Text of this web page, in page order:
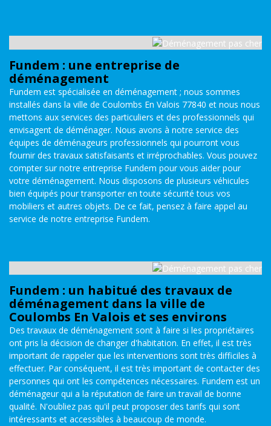
Fundem : une entreprise de
déménagement
Fundem est spécialisée en déménagement ; nous sommes
installés dans la ville de Coulombs En Valois 77840 et nous nous
mettons aux services des particuliers et des professionnels qui
envisagent de déménager. Nous avons à notre service des
équipes de déménageurs professionnels qui pourront vous
fournir des travaux satisfaisants et irréprochables. Vous pouvez
compter sur notre entreprise Fundem pour vous aider pour
votre déménagement. Nous disposons de plusieurs véhicules
bien équipés pour transporter en toute sécurité tous vos
mobiliers et autres objets. De ce fait, pensez à faire appel au
service de notre entreprise Fundem.
Fundem : un habitué des travaux de
déménagement dans la ville de
Coulombs En Valois et ses environs
Des travaux de déménagement sont à faire si les propriétaires
ont pris la décision de changer d'habitation. En effet, il est très
important de rappeler que les interventions sont très difficiles à
effectuer. Par conséquent, il est très important de contacter des
personnes qui ont les compétences nécessaires. Fundem est un
déménageur qui a la réputation de faire un travail de bonne
qualité. N'oubliez pas qu'il peut proposer des tarifs qui sont
intéressants et accessibles à beaucoup de monde.